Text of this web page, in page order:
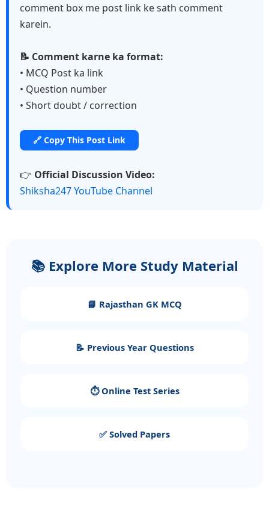
comment box me post link ke sath comment
karein.
📝 Comment karne ka format:
• MCQ Post ka link
• Question number
• Short doubt / correction
🔗 Copy This Post Link
👉 Official Discussion Video:
Shiksha247 YouTube Channel
📚 Explore More Study Material
📘 Rajasthan GK MCQ
📝 Previous Year Questions
⏱️ Online Test Series
✅ Solved Papers